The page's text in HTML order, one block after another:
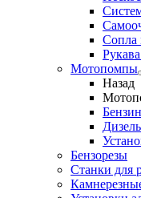
Сопла
Мотопомпы
Назад
Бензорезы
Станки для